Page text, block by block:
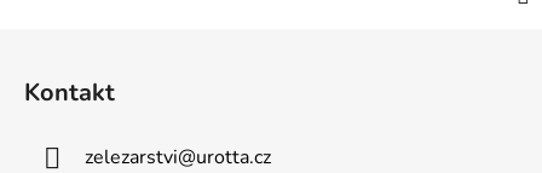
Kontakt
zelezarstvi@urotta.cz